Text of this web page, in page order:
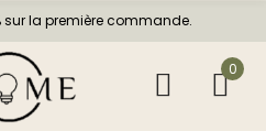
sur la première commande.
0